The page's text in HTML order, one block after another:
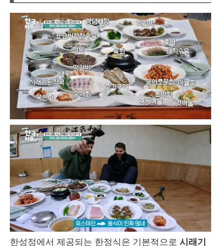
한성정에서 제공되는 한정식은 기본적으로 시래기